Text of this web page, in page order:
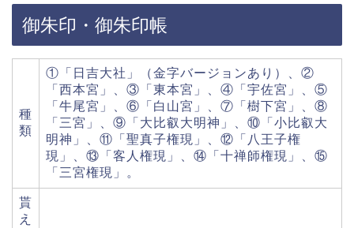
御朱印・御朱印帳
種
類
①「日吉大社」（金字バージョンあり）、②
「西本宮」、③「東本宮」、④「宇佐宮」、⑤
「牛尾宮」、⑥「白山宮」、⑦「樹下宮」、⑧
「三宮」、⑨「大比叡大明神」、⑩「小比叡大
明神」、⑪「聖真子権現」、⑫「八王子権
現」、⑬「客人権現」、⑭「十禅師権現」、⑮
「三宮権現」。
貰
え